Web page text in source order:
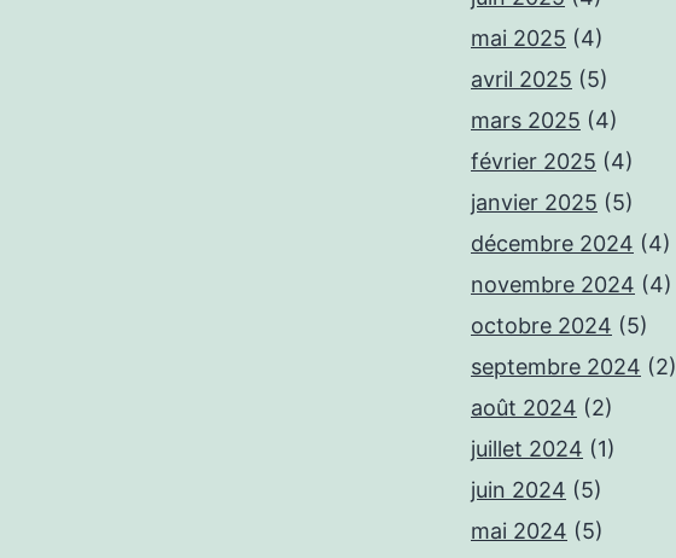
mai 2025 (4)
avril 2025 (5)
mars 2025 (4)
février 2025 (4)
janvier 2025 (5)
décembre 2024 (4)
novembre 2024 (4)
octobre 2024 (5)
septembre 2024 (2)
août 2024 (2)
juillet 2024 (1)
juin 2024 (5)
mai 2024 (5)